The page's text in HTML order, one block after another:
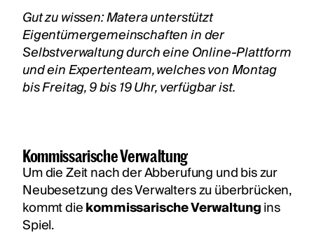
Gut zu wissen: Matera unterstützt
Eigentümergemeinschaften in der
Selbstverwaltung durch eine Online-Plattform
und ein Expertenteam, welches von Montag
bis Freitag, 9 bis 19 Uhr, verfügbar ist.
Kommissarische Verwaltung
Um die Zeit nach der Abberufung und bis zur
Neubesetzung des Verwalters zu überbrücken,
kommt diekommissarische Verwaltungins
Spiel.